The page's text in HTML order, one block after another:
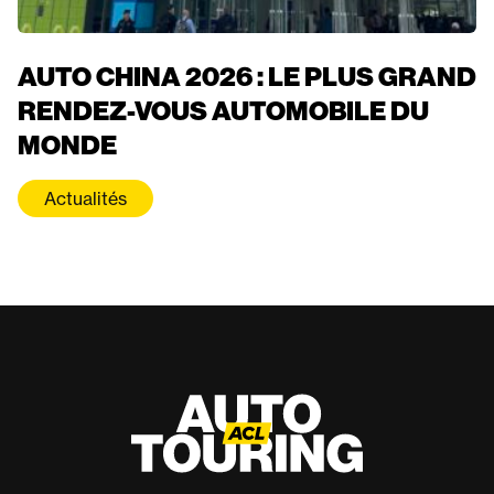
AUTO CHINA 2026 : LE PLUS GRAND
RENDEZ-VOUS AUTOMOBILE DU
MONDE
Actualités